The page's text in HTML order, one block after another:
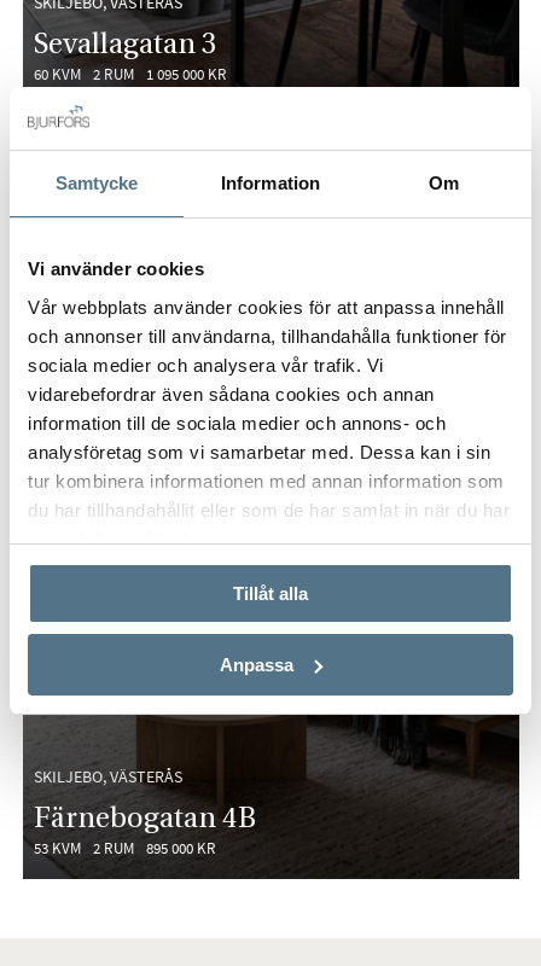
Samtycke Information Om
Vi använder cookies
Vår webbplats använder cookies för att anpassa innehåll
och annonser till användarna, tillhandahålla funktioner för
sociala medier och analysera vår trafik. Vi
vidarebefordrar även sådana cookies och annan
information till de sociala medier och annons- och
analysföretag som vi samarbetar med. Dessa kan i sin
tur kombinera informationen med annan information som
du har tillhandahållit eller som de har samlat in när du har
använt deras tjänster.
Tillåt alla
Anpassa
Sevallagatan 3
60 KVM 2 RUM 1 095 000 KR
SKILJEBO, VÄSTERÅS
Färnebogatan 4B
53 KVM 2 RUM 895 000 KR